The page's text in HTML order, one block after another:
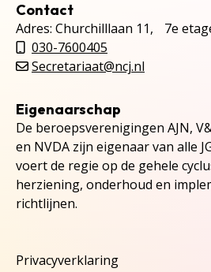
Contact
Adres: Churchilllaan 11, 7e
030-7600405
Secretariaat@ncj.nl
Eigenaarschap
De beroepsverenigingen AJN,
en NVDA zijn eigenaar van alle
voert de regie op de gehele
herziening, onderhoud en
richtlijnen.
Privacyverklaring